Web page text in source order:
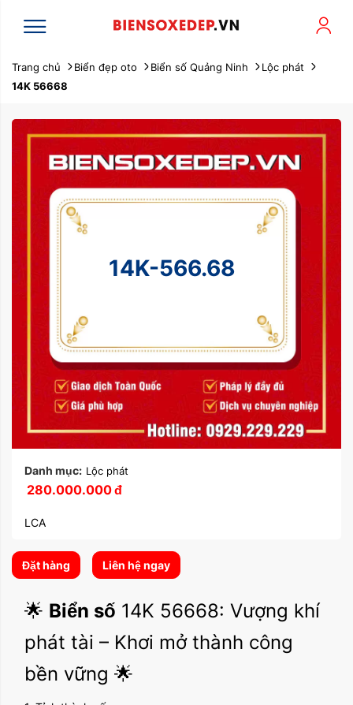
Trang chủ Biển đẹp oto Biển số Quảng Ninh
Lộc phát
14K 56668
14K-566.68
Danh mục: Lộc phát
280.000.000đ
LCA
Đặt hàng Liên hệ ngay
🌟 Biển số 14K 56668: Vượng khí
phát tài – Khơi mở thành công
bền vững 🌟